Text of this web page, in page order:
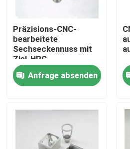
Qualitätskontrolle
Referenzen
Kundenspezifische CNC-Teile
CNC-Frästeile
Präzisions-CNC-
bearbeitete
Sechseckennuss mit
Ziel-HRC-
Wärmebehandlung für
längere Haltbarkeit
Anfrage absenden